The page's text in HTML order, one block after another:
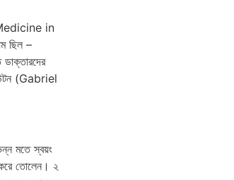
Medicine in
ছিল –
(Gabriel
মতে স্বয়ং
করে তোলেন। ২